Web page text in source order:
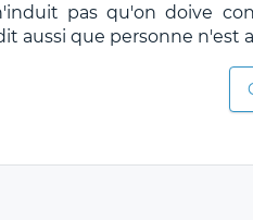
pas qu'on doive
aussi que personne n'est